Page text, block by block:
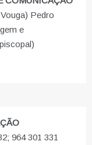
Pedro
e
964 301 331